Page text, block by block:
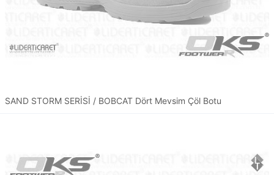
SAND STORM SERİSİ / BOBCAT Dört Mevsim Çöl Botu